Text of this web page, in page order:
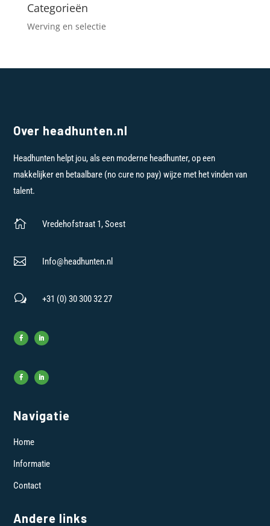
Categorieën
Werving en selectie
Over headhunten.nl
Headhunten helpt jou, als een moderne headhunter, op een
makkelijker en betaalbare (no cure no pay) wijze met het vinden van
talent.
 Vredehofstraat 1, Soest
 Info@headhunten.nl
w +31 (0) 30 300 32 27
Navigatie
Home
Informatie
Contact
Andere links